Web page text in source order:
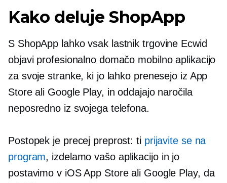
Kako deluje ShopApp
S ShopApp lahko vsak lastnik trgovine Ecwid
objavi profesionalno domačo mobilno aplikacijo
za svoje stranke, ki jo lahko prenesejo iz App
Store ali Google Play, in oddajajo naročila
neposredno iz svojega telefona.
Postopek je precej preprost: ti prijavite se na
program, izdelamo vašo aplikacijo in jo
postavimo v iOS App Store ali Google Play, da